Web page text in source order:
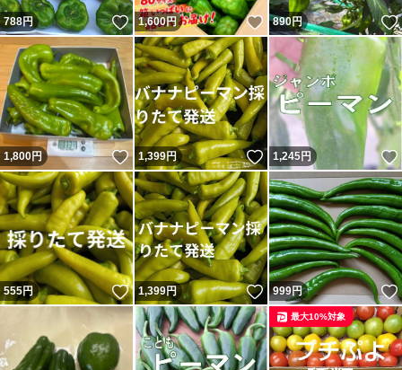
788円 いいね！
1,600円 いいね！
890円
1,800円 いいね！
1,399円 いいね！
1,245円
555円 いいね！
1,399円 いいね！
999円
最大10%対象